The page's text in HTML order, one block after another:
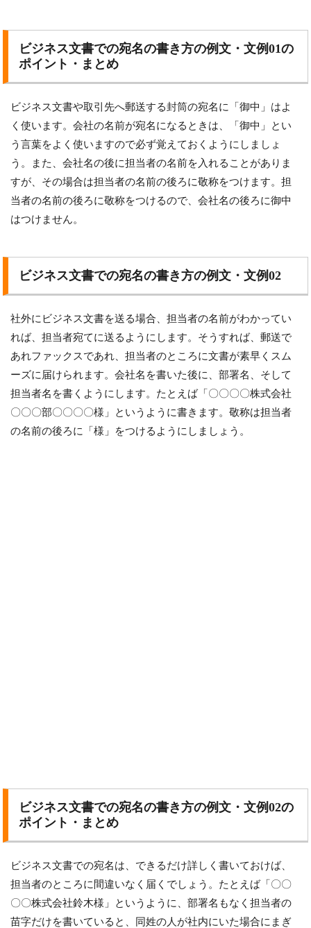
ビジネス文書での宛名の書き方の例文・文例01の
ポイント・まとめ
ビジネス文書や取引先へ郵送する封筒の宛名に「御中」はよ
く使います。会社の名前が宛名になるときは、「御中」とい
う言葉をよく使いますので必ず覚えておくようにしましょ
う。また、会社名の後に担当者の名前を入れることがありま
すが、その場合は担当者の名前の後ろに敬称をつけます。担
当者の名前の後ろに敬称をつけるので、会社名の後ろに御中
はつけません。
ビジネス文書での宛名の書き方の例文・文例02
社外にビジネス文書を送る場合、担当者の名前がわかってい
れば、担当者宛てに送るようにします。そうすれば、郵送で
あれファックスであれ、担当者のところに文書が素早くスム
ーズに届けられます。会社名を書いた後に、部署名、そして
担当者名を書くようにします。たとえば「〇〇〇〇株式会社
〇〇〇部〇〇〇〇様」というように書きます。敬称は担当者
の名前の後ろに「様」をつけるようにしましょう。
ビジネス文書での宛名の書き方の例文・文例02の
ポイント・まとめ
ビジネス文書での宛名は、できるだけ詳しく書いておけば、
担当者のところに間違いなく届くでしょう。たとえば「〇〇
〇〇株式会社鈴木様」というように、部署名もなく担当者の
苗字だけを書いていると、同姓の人が社内にいた場合にまぎ